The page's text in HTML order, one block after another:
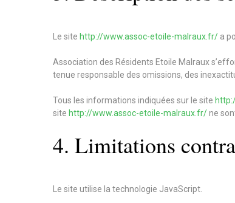
Le site http://www.assoc-etoile-malraux.fr/ a
Association des Résidents Etoile Malraux
tenue responsable des omissions, des
Tous les informations indiquées sur le site
site http://www.assoc-etoile-malraux.fr/ne
4. Limitations
Le site utilise la technologie JavaScript.